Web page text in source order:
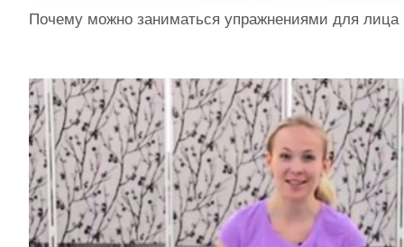
Почему можно заниматься упражнениями для лица